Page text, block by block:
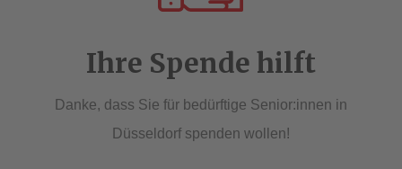
Ihre Spende hilft
Danke, dass Sie für bedürftige Senior:innen in
Düsseldorf spenden wollen!